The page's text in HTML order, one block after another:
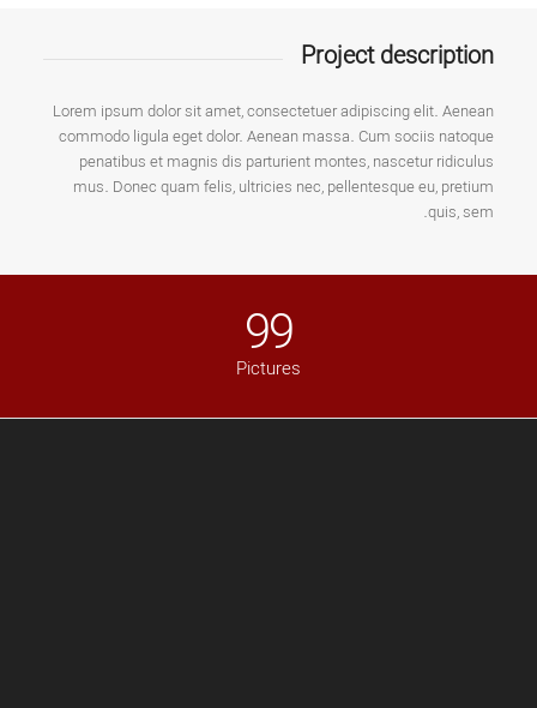
Project description
Lorem ipsum dolor sit amet, consectetuer adipiscing elit. Aenean
commodo ligula eget dolor. Aenean massa. Cum sociis natoque
penatibus et magnis dis parturient montes, nascetur ridiculus
mus. Donec quam felis, ultricies nec, pellentesque eu, pretium
quis, sem.
99
Pictures